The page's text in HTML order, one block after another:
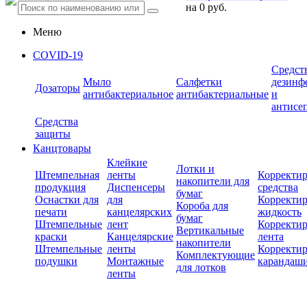
на 0 руб.
Меню
COVID-19
Дозаторы
Мыло
антибактериальное
Салфетки
антибактериальные и
Средства
защиты
Канцтовары
Штемпельная
продукция
Оснастки для
печати
Штемпельные
краски
Штемпельные
подушки
Клейкие
ленты
Диспенсеры
для
канцелярских
лент
Канцелярские
ленты
Монтажные
ленты
Лотки и
накопители для
бумаг
Короба для
бумаг
Вертикальные
накопители
Комплектующие
для лотков
средства
жидкость
лента